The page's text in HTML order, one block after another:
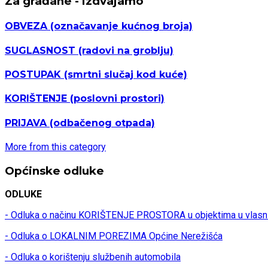
OBVEZA(označavanje kućnog broja)
SUGLASNOST (radovi na groblju)
POSTUPAK (smrtni slučaj kod kuće)
KORIŠTENJE (poslovni prostori)
PRIJAVA (odbačenog otpada)
More from this category
Općinske odluke
ODLUKE
- Odluka o načinu KORIŠTENJE PROSTORA u objektima u
- Odluka o LOKALNIM POREZIMA Općine Nerežišća
- Odluka o korištenju službenih automobila